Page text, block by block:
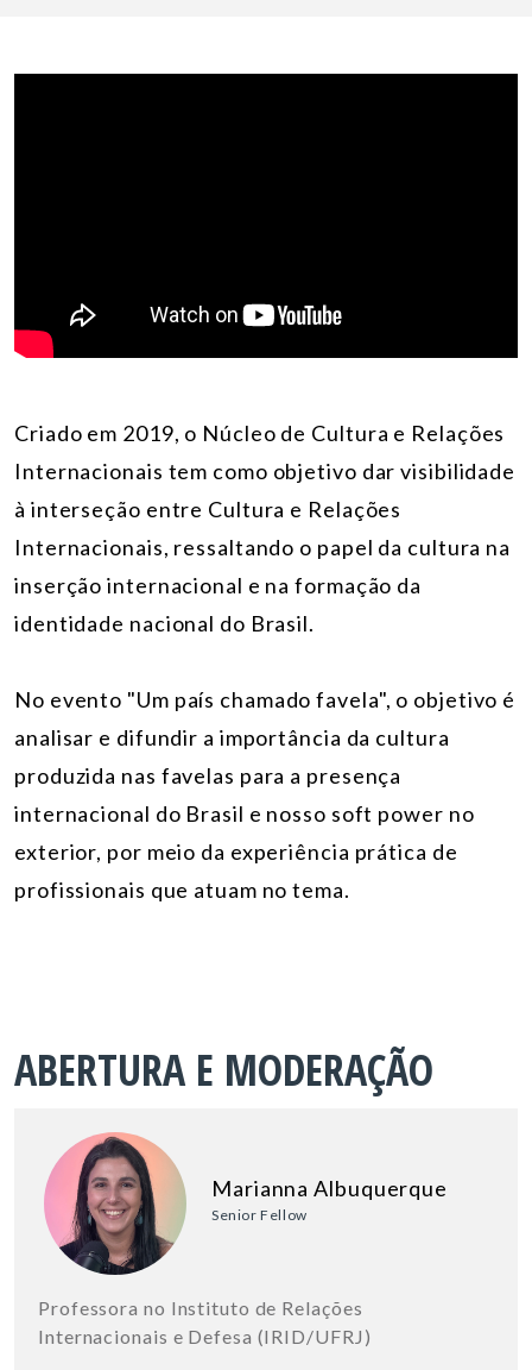
Criado em 2019, o Núcleo de Cultura e Relações
Internacionais tem como objetivo dar visibilidade
à interseção entre Cultura e Relações
Internacionais, ressaltando o papel da cultura na
inserção internacional e na formação da
identidade nacional do Brasil.
No evento "Um país chamado favela", o objetivo é
analisar e difundir a importância da cultura
produzida nas favelas para a presença
internacional do Brasil e nosso soft power no
exterior, por meio da experiência prática de
profissionais que atuam no tema.
ABERTURA E MODERAÇÃO
Marianna Albuquerque
Senior Fellow
Professora no Instituto de Relações
Internacionais e Defesa (IRID/UFRJ)